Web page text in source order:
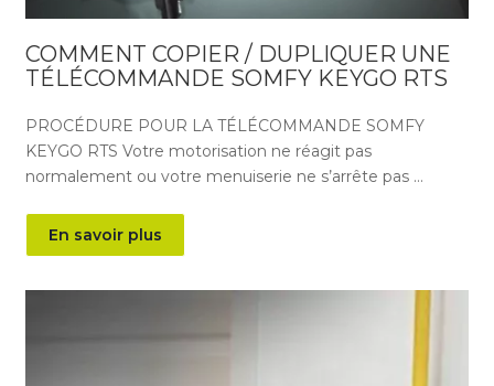
COMMENT COPIER / DUPLIQUER UNE
TÉLÉCOMMANDE SOMFY KEYGO RTS
PROCÉDURE POUR LA TÉLÉCOMMANDE SOMFY
KEYGO RTS Votre motorisation ne réagit pas
normalement ou votre menuiserie ne s’arrête pas …
En savoir plus